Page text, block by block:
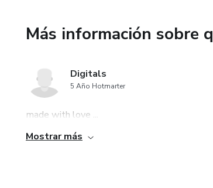
Más información sobre
Digitals
5 Año Hotmarter
made with love ...
Mostrar más